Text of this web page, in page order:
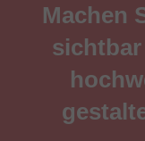
Machen